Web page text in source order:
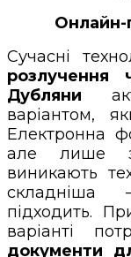
Онлайн-
Сучасні
розлучення
Дубляни
варіантом,
Електронна
але лише
виникають
складніша
підходить.
варіанті
документи